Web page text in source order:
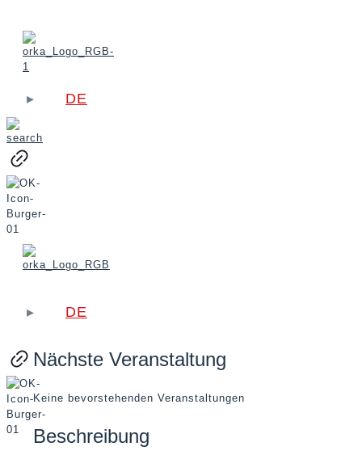
DE
DE
Nächste Veranstaltung
Keine bevorstehenden Veranstaltungen
Beschreibung